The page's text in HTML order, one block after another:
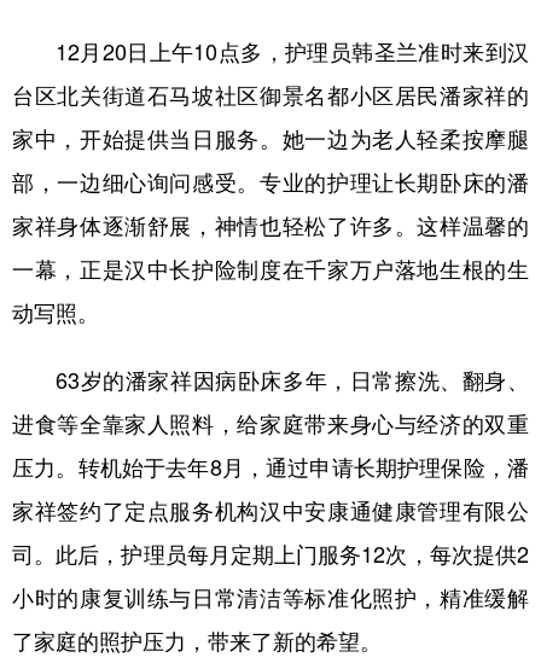
12月20日上午10点多，护理员韩圣兰准时来到汉
台区北关街道石马坡社区御景名都小区居民潘家祥的
家中，开始提供当日服务。她一边为老人轻柔按摩腿
部，一边细心询问感受。专业的护理让长期卧床的潘
家祥身体逐渐舒展，神情也轻松了许多。这样温馨的
一幕，正是汉中长护险制度在千家万户落地生根的生
动写照。
63岁的潘家祥因病卧床多年，日常擦洗、翻身、
进食等全靠家人照料，给家庭带来身心与经济的双重
压力。转机始于去年8月，通过申请长期护理保险，潘
家祥签约了定点服务机构汉中安康通健康管理有限公
司。此后，护理员每月定期上门服务12次，每次提供2
小时的康复训练与日常清洁等标准化照护，精准缓解
了家庭的照护压力，带来了新的希望。